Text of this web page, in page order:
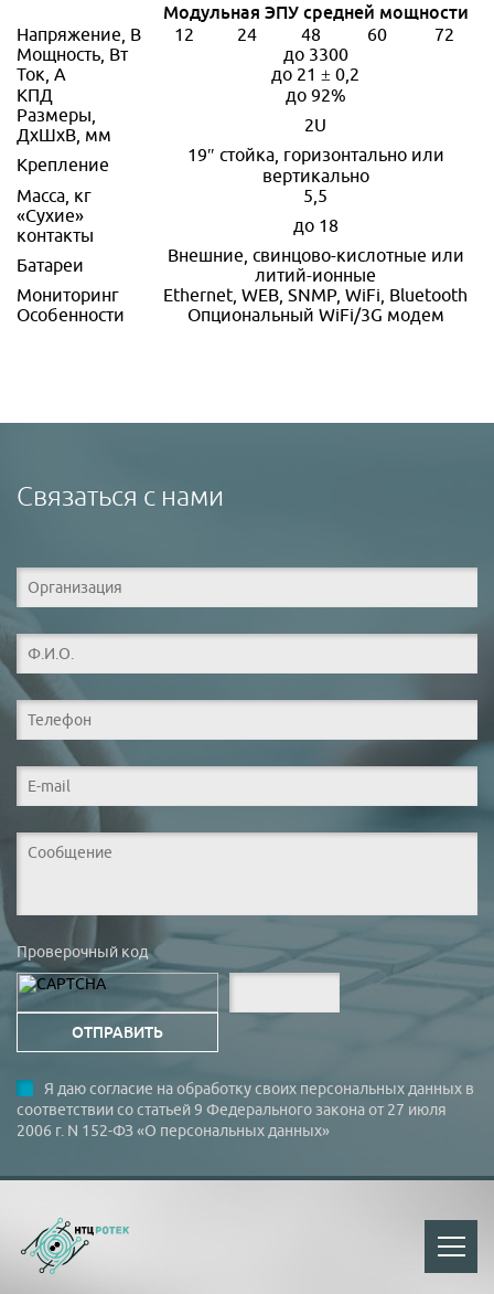
Модульная ЭПУ средней мощности
Напряжение, В 12 24 48 60
72
Мощность, Вт
до 3300
Ток, А
до 21 ± 0,2
КПД
до 92%
Размеры,
ДxШxВ, мм
2U
Крепление
19″ стойка, горизонтально или
вертикально
Масса, кг
5,5
«Сухие»
контакты
до 18
Батареи
Внешние, свинцово-кислотные или
литий-ионные
Мониторинг
Ethernet, WEB, SNMP, WiFi, Bluetooth
Особенности
Опциональный WiFi/3G модем
Связаться с нами
Проверочный код
Я даю согласие на обработку своих персональных данных в
соответствии со статьей 9 Федерального закона от 27 июля
2006 г. N 152-ФЗ «О персональных данных»